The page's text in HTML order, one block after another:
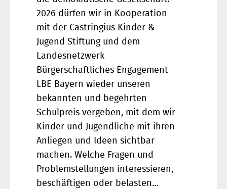
2026 dürfen wir in Kooperation
mit der Castringius Kinder &
Jugend Stiftung und dem
Landesnetzwerk
Bürgerschaftliches Engagement
LBE Bayern wieder unseren
bekannten und begehrten
Schulpreis vergeben, mit dem wir
Kinder und Jugendliche mit ihren
Anliegen und Ideen sichtbar
machen. Welche Fragen und
Problemstellungen interessieren,
beschäftigen oder belasten…